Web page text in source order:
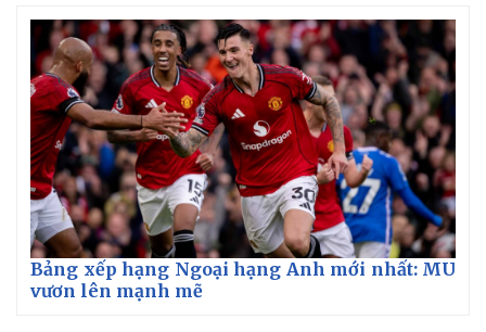
Bảng xếp hạng Ngoại hạng Anh mới nhất: MU
vươn lên mạnh mẽ